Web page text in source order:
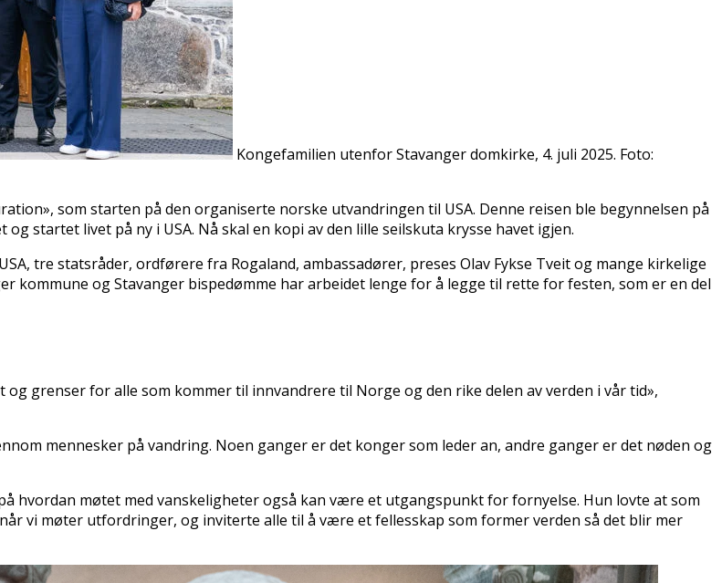
Kongefamilien utenfor Stavanger domkirke, 4. juli 2025. Foto:
som starten på den organiserte norske utvandringen til USA. Denne reisen ble begynnelsen på
startet livet på ny i USA. Nå skal en kopi av den lille seilskuta krysse havet igjen.
tre statsråder, ordførere fra Rogaland, ambassadører, preses Olav Fykse Tveit og mange kirkelige
kommune og Stavanger bispedømme har arbeidet lenge for å legge til rette for festen, som er en del
grenser for alle som kommer til innvandrere til Norge og den rike delen av verden i vår tid»,
mennesker på vandring. Noen ganger er det konger som leder an, andre ganger er det nøden og
hvordan møtet med vanskeligheter også kan være et utgangspunkt for fornyelse. Hun lovte at som
vi møter utfordringer, og inviterte alle til å være et fellesskap som former verden så det blir mer